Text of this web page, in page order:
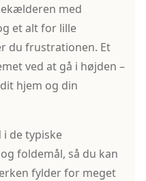
med
et alt for lille
du frustrationen. Et
ved at gå i højden –
hjem og din
i de typiske
foldemål, så du kan
fylder for meget